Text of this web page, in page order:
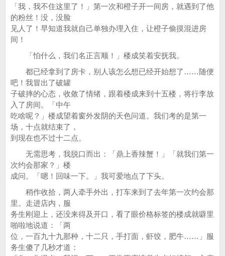
「我，我不住这里了！」第一次和橙子开一间房，就遇到了他
的粉丝！没，没脸
见人了！早知道我就自己单独办理入住，让橙子偷摸混进房
间！
「怕什么，我们名正言顺！」楼成笑着安抚我。
都已经拿到了房卡，别人该怎么想已经开始想了……随便
吧！我冒出了破罐
子破摔的心态，收敛了情绪，跟着楼成来到十五楼，将行李放
入了房间。「中午
吃啥呢？」楼成望着窗外发阴的天色问道。我们考的是第一
场，十点就结束了，
到现在也不过十二点。
无需思考，我脱口而出：「鼎上香辣蟹！」「就我们第一
次约会那家？」楼
成问。「嗯！回味一下。」我可爱地点了下头。
稍作收拾，两人牵手外出，打车来到了去年第一次约会那
里。走进店内，服
务生刚迎上，还没来得及开口，看了眼价格标签的楼成就噼里
啪啦地说道：「两
位，一百九十九那种，十二只，手打面，虾饺，肥牛……」服
务生傻了几秒才道：